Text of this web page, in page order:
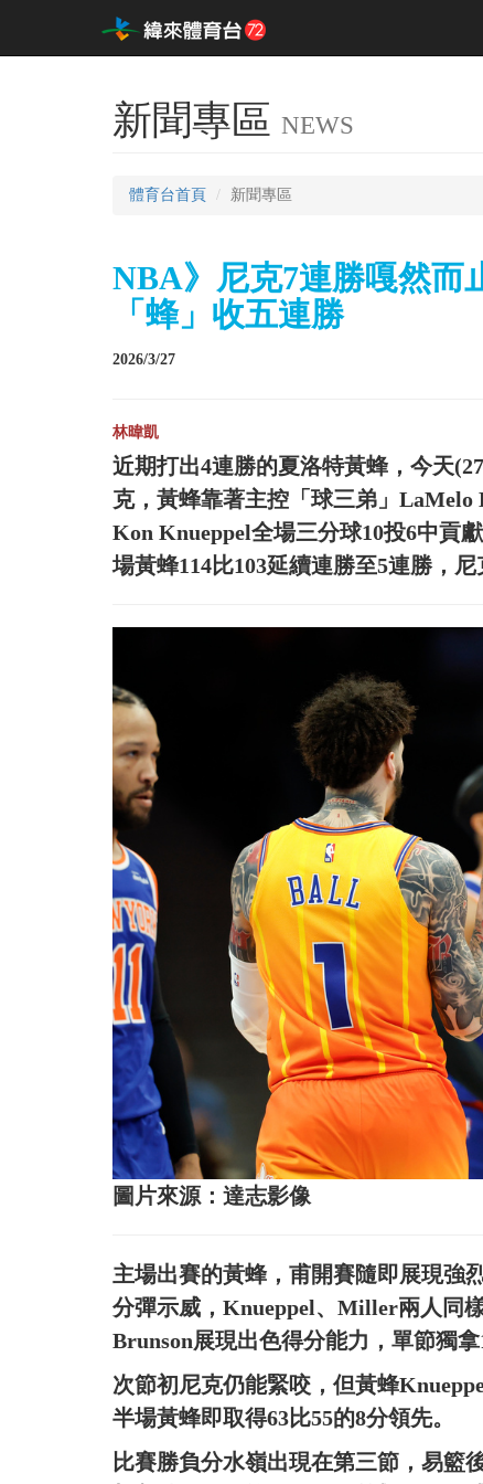
新聞專區 NEWS
體育台首頁 新聞專區
NBA》尼克7連勝嘎然
「蜂」收五連勝
2026/3/27
林暐凱
近期打出4連勝的夏洛特黃蜂，今天
克，黃蜂靠著主控「球三弟」
Kon Knueppel全場三分球10投6中貢
場黃蜂114比103延續連勝至5連勝，尼
圖片來源：達志影像
主場出賽的黃蜂，甫開賽隨即展現強
分彈示威，Knueppel、Miller兩人同
Brunson展現出色得分能力，單節獨
次節初尼克仍能緊咬，但黃蜂
半場黃蜂即取得63比55的8分領先。
比賽勝負分水嶺出現在第三節，易